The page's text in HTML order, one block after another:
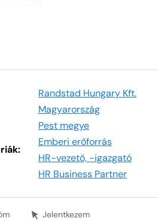
Randstad Hungary Kft.
Magyarország
Pest megye
Emberi erőforrás
HR-vezető, -igazgató
HR Business Partner
Jelentkezem